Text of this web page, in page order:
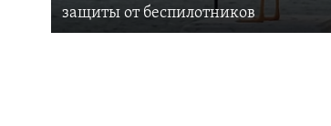
защиты от беспилотников